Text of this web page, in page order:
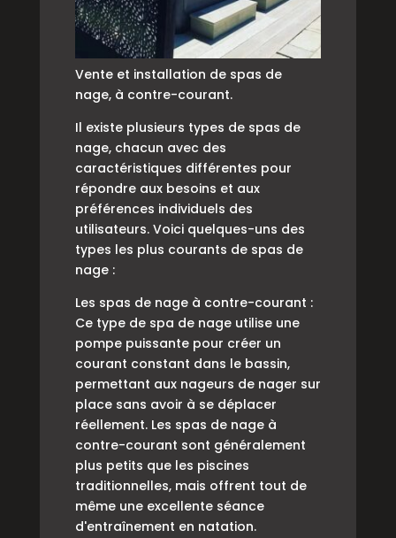
Vente et installation de spas de
nage, à contre-courant.
Il existe plusieurs types de spas de
nage, chacun avec des
caractéristiques différentes pour
répondre aux besoins et aux
préférences individuels des
utilisateurs. Voici quelques-uns des
types les plus courants de spas de
nage :
Les spas de nage à contre-courant :
Ce type de spa de nage utilise une
pompe puissante pour créer un
courant constant dans le bassin,
permettant aux nageurs de nager sur
place sans avoir à se déplacer
réellement. Les spas de nage à
contre-courant sont généralement
plus petits que les piscines
traditionnelles, mais offrent tout de
même une excellente séance
d'entraînement en natation.